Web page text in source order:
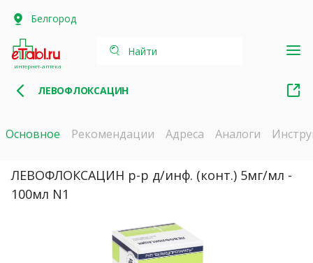
Белгород
интернет-аптека
Найти
ЛЕВОФЛОКСАЦИН
Основное Рекомендации Адреса Аналоги
ЛЕВОФЛОКСАЦИН р-р д/инф. (конт.) 5мг/мл -
100мл N1